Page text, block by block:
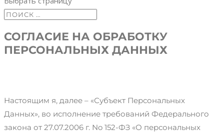
СОГЛАСИЕ НА ОБРАБОТКУ
ПЕРСОНАЛЬНЫХ ДАННЫХ
Настоящим я, далее – «Субъект Персональных
Данных», во исполнение требований Федерального
закона от 27.07.2006 г. No 152-ФЗ «О персональных